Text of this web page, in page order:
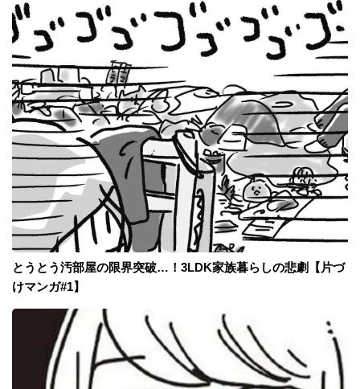
とうとう汚部屋の限界突破…！3LDK家族暮らしの悲劇【片づ
けマンガ#1】